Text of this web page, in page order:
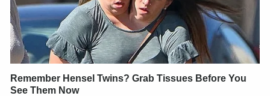
Remember Hensel Twins? Grab Tissues Before You
See Them Now